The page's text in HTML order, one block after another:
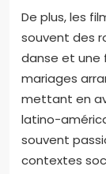
De plus, les
souvent des
danse et une
mariages
mettant en
latino-
souvent
contextes